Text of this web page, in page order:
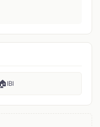
🏠IBI